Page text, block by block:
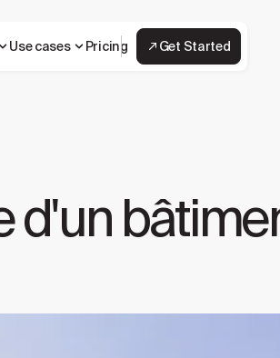
Use cases Pricing Get Started